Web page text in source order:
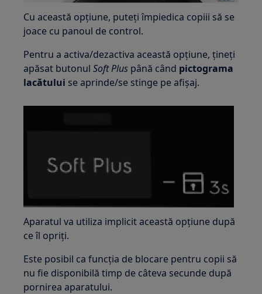
Cu această opțiune, puteți împiedica copiii să se
joace cu panoul de control.
Pentru a activa/dezactiva această opțiune, țineți
apăsat butonulSoft Plus până când pictograma
lacătului se aprinde/se stinge pe afișaj.
Aparatul va utiliza implicit această opțiune după
ce îl opriți.
Este posibil ca funcția de blocare pentru copii să
nu fie disponibilă timp de câteva secunde după
pornirea aparatului.